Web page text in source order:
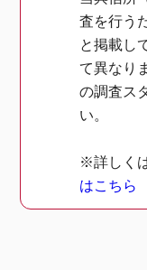
査を行う
と掲載し
て異なり
の調査ス
い。
※詳しく
はこちら